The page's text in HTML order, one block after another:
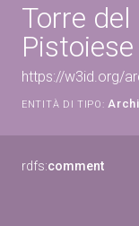
Torre
https://w3id.org/
ENTITÀ DI TIPO:
rdfs:comment